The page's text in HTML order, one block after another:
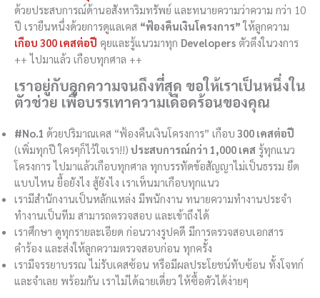
ด้วยประสบการณ์ด้านอสังหาริมทรัพย์ และทนายความว่าความ กว่า 10
ปี เรายืนหนึ่งด้วยการดูแลเคส “ฟ้องคืนเงินโครงการ” ให้ลูกความ
เกือบ 300 เคสต่อปี คุยและรู้แนวมาทุก Developers ตัวตึงในวงการ
++ ไปมาแล้ว เกือบทุกศาล ++
เราอยู่กับลูกความจนถึงที่สุด ขอให้เราเป็นหนึ่งใน
ตัวช่วย เพื่อบรรเทาความเดือดร้อนของคุณ
#No.1 ด้วยปริมาณเคส “ฟ้องคืนเงินโครงการ” เกือบ 300 เคสต่อปี
(เพิ่มทุกปี ใครๆก็ไว้ใจเรา!!) ประสบการณ์กว่า 1,000 เคส รู้ทุกแนว
โครงการ ไปมาแล้วเกือบทุกศาล ทุกบรรทัดข้อสัญญาไม่เป็นธรรม ยึด
แบบไหน ยื้อยังไง สู้ยังไง เราเห็นมาเกือบทุกแนว
เรามีสำนักงานเป็นหลักแหล่ง มีพนักงาน ทนายความทำงานประจำ
ทำงานเป็นทีม สามารถตรวจสอบ และเข้าถึงได้
เราศึกษา ดูทุกรายละเอียด ก่อนวางรูปคดี มีการตรวจสอบเอกสาร
คำร้อง และส่งให้ลูกความตรวจสอบก่อน ทุกครั้ง
เรามีจรรยาบรรณ ไม่รับเคสซ้อน หรือมีผลประโยชน์ทับซ้อน ทั้งโจทก์
และจำเลย พร้อมกัน เราไม่ได้ฉายเดี่ยว ให้ซื้อตัวได้ง่ายๆ